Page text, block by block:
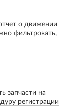
о движении
фильтровать,
запчасти на
регистрации